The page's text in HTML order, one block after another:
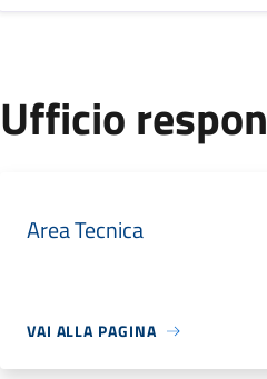
Ufficio
Area Tecnica
VAI ALLA PAGINA